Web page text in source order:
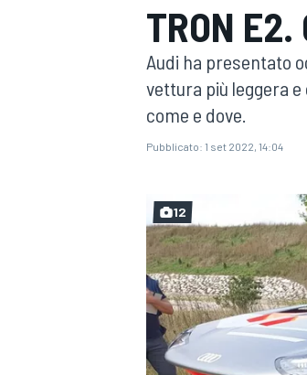
MOTOGP
WRC
TRON E2.
Audi ha presentato
vettura più leggera
come e dove.
Pubblicato: 1 set 2022, 14:04
12